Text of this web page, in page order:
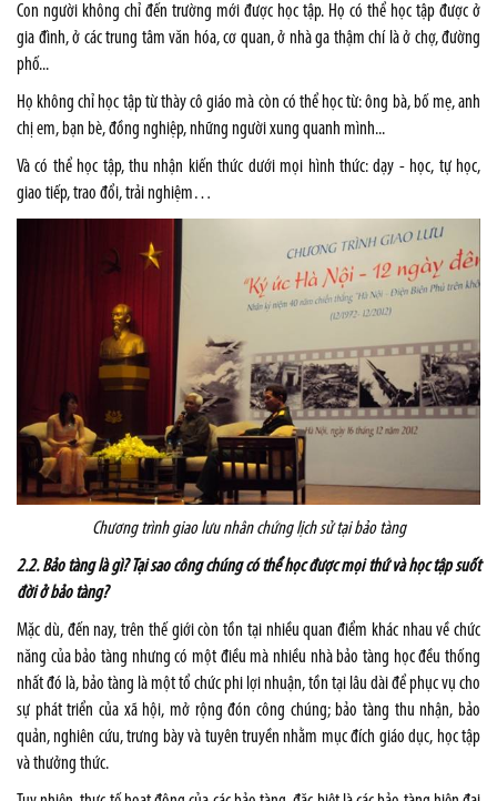
Con người không chỉ đến trường mới được học tập. Họ có thể học tập được ở
gia đình, ở các trung tâm văn hóa, cơ quan, ở nhà ga thậm chí là ở chợ, đường
phố...
Họ không chỉ học tập từ thày cô giáo mà còn có thể học từ: ông bà, bố mẹ, anh
chị em, bạn bè, đồng nghiệp, những người xung quanh mình...
Và có thể học tập, thu nhận kiến thức dưới mọi hình thức: dạy - học, tự học,
giao tiếp, trao đổi, trải nghiệm…
Chương trình giao lưu nhân chứng lịch sử tại bảo tàng
2.2. Bảo tàng là gì? Tại sao công chúng có thể học được mọi thứ và học tập suốt
đời ở bảo tàng?
Mặc dù, đến nay, trên thế giới còn tồn tại nhiều quan điểm khác nhau về chức
năng của bảo tàng nhưng có một điều mà nhiều nhà bảo tàng học đều thống
nhất đó là, bảo tàng là một tổ chức phi lợi nhuận, tồn tại lâu dài để phục vụ cho
sự phát triển của xã hội, mở rộng đón công chúng; bảo tàng thu nhận, bảo
quản, nghiên cứu, trưng bày và tuyên truyền nhằm mục đích giáo dục, học tập
và thưởng thức.